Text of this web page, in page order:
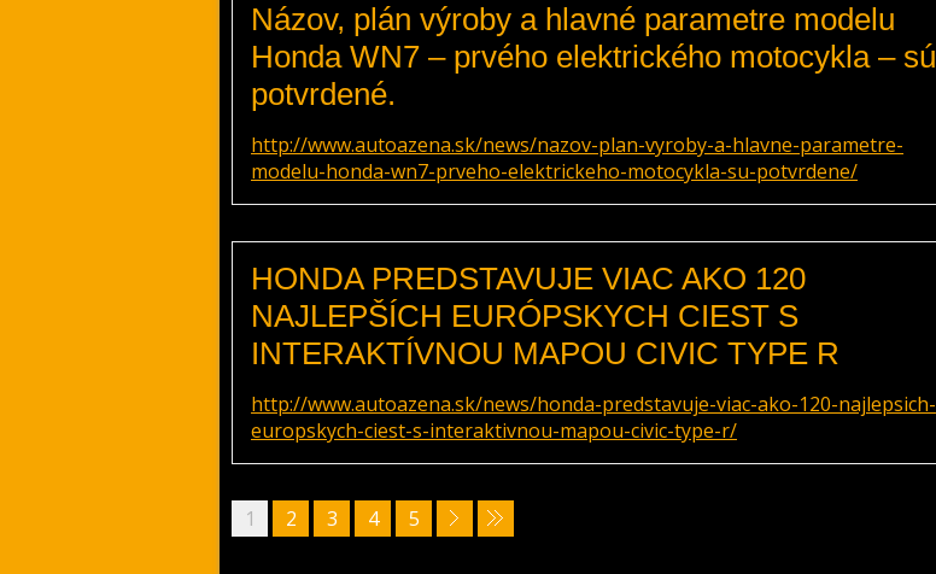
Názov, plán výroby a hlavné parametre modelu
Honda WN7 – prvého elektrického motocykla – sú
potvrdené.
http://www.autoazena.sk/news/nazov-plan-vyroby-a-hlavne-parametre-
modelu-honda-wn7-prveho-elektrickeho-motocykla-su-potvrdene/
HONDA PREDSTAVUJE VIAC AKO 120
NAJLEPŠÍCH EURÓPSKYCH CIEST S
INTERAKTÍVNOU MAPOU CIVIC TYPE R
http://www.autoazena.sk/news/honda-predstavuje-viac-ako-120-najlepsich-
europskych-ciest-s-interaktivnou-mapou-civic-type-r/
1 2 3 4 5